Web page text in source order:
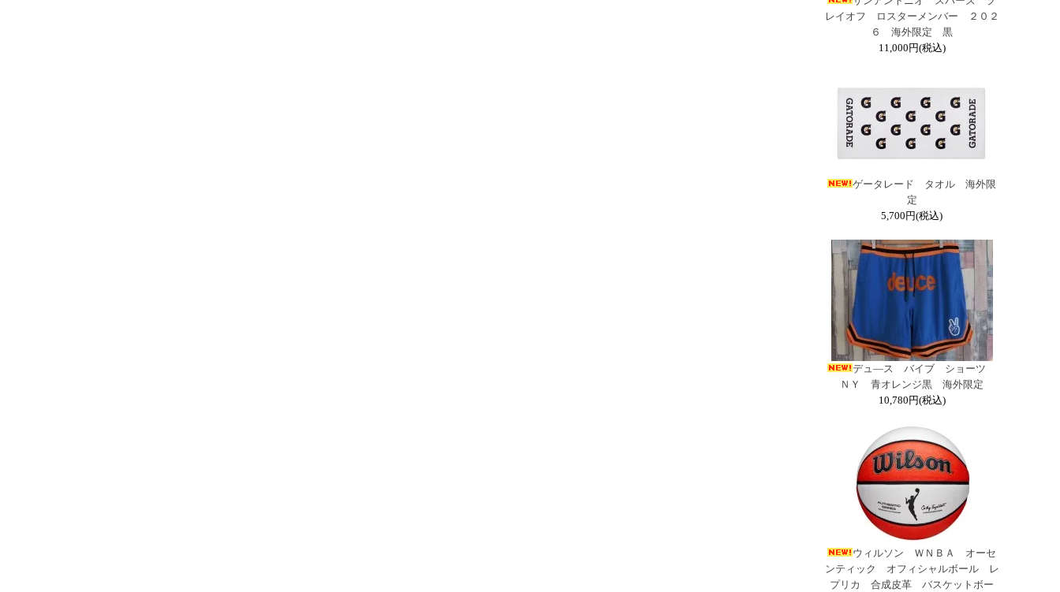
レイオフ ロスターメンバー ２０２
６ 海外限定 黒
11,000円(税込)
ゲータレード タオル 海外限
定
5,700円(税込)
デュ―ス バイブ ショーツ
ＮＹ 青オレンジ黒 海外限定
10,780円(税込)
ウィルソン ＷＮＢＡ オーセ
ンティック オフィシャルボール レ
プリカ 合成皮革 バスケットボー